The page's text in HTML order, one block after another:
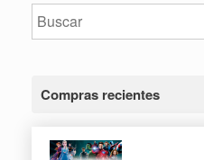
Compras recientes